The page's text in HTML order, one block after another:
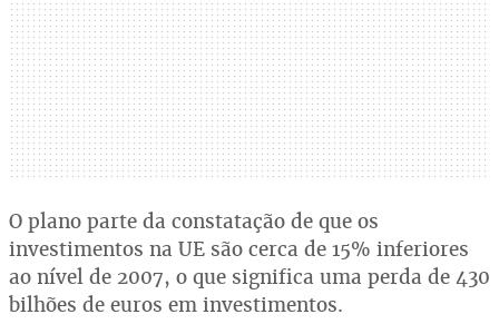
O plano parte da constatação de que os
investimentos na UE são cerca de 15% inferiores
ao nível de 2007, o que significa uma perda de 430
bilhões de euros em investimentos.